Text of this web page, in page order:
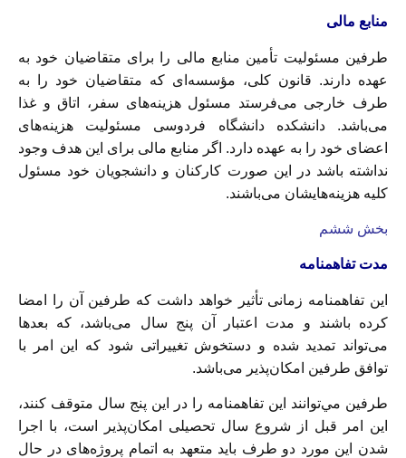
منابع مالی
طرفین مسئوليت تأمين منابع مالی را برای متقاضيان خود به
عهده دارند. قانون کلی، مؤسسه‌ای که متقاضيان خود را به
طرف خارجی می‌فرستد مسئول هزینه‌های سفر، اتاق و غذا
می‌باشد. دانشكده دانشگاه فردوسی مسئوليت هزینه‌های
اعضاى خود را به عهده دارد. اگر منابع مالی برای این هدف وجود
نداشته باشد در این صورت کارکنان و دانشجویان خود مسئول
کلیه هزینه‌هایشان می‌باشند.
بخش ششم
مدت تفاهمنامه
این تفاهمنامه زمانى تأثير خواهد داشت که طرفین آن را امضا
کرده باشند و مدت اعتبار آن پنج سال می‌باشد، که بعدها
می‌تواند تمدید شده و دستخوش تغییراتی شود که این امر با
توافق طرفین امکان‌پذیر می‌باشد.
طرفین مي‌توانند این تفاهمنامه را در این پنج سال متوقف کنند،
این امر قبل از شروع سال تحصیلی امکان‌پذیر است، با اجرا
شدن این مورد دو طرف باید متعهد به اتمام پروژه‌های در حال